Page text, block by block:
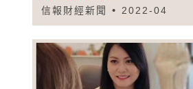
信報財經新聞 2022-04